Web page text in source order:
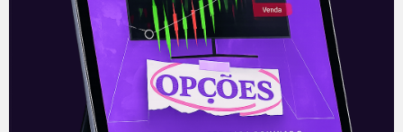
Nesta quinta-feira (1), logo antes da
abertura do mercado, a Tupy (TUPY3)
anunciou a aquisição da operação da
Teksid, companhia com presença global,
em Brasil